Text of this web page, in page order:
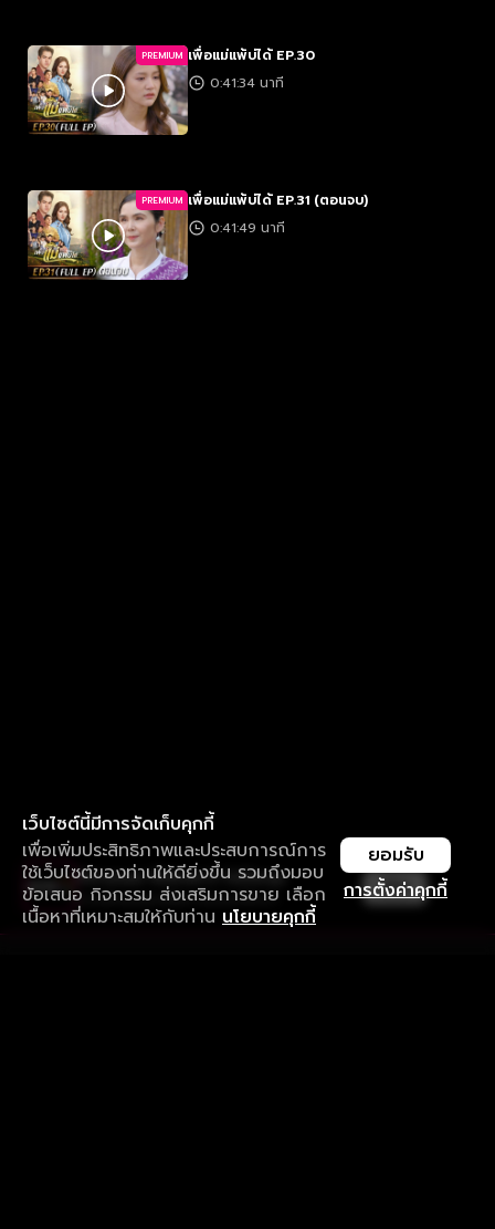
PREMIUM เพื่อแม่แพ้บ่ได้ EP.30
0:41:34 นาที
PREMIUM เพื่อแม่แพ้บ่ได้ EP.31 (ตอนจบ)
0:41:49 นาที
เว็บไซต์นี้มีการจัดเก็บคุกกี้
เพื่อเพิ่มประสิทธิภาพและประสบการณ์การ
ใช้เว็บไซต์ของท่านให้ดียิ่งขึ้น รวมถึงมอบ
ข้อเสนอ กิจกรรม ส่งเสริมการขาย เลือก
เนื้อหาที่เหมาะสมให้กับท่าน นโยบายคุกกี้
การตั้งค่าคุกกี้
ยอมรับ
ใช้งานแอป ลื่นไหลกว่า ไม่มีสะดุด
ดาวน์โหลดแอปเพื่อการรับชมที่ดีกว่า เปิด